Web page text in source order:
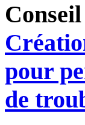
pour
de